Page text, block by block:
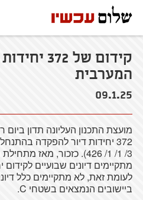
קידום של
המערבית
09.1.25
מתקיימים דיונים שבועיים לקידום
לעומת זאת, לא מתקיימים כלל
ביישובים הנמצאים בשטחי C.